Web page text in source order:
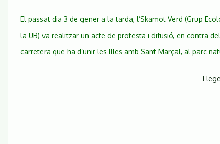
El passat dia 3 de gener a la tarda, l’Skamot Verd (Grup
la UB) va realitzar un acte de protesta i difusió, en contra
carretera que ha d’unir les Illes amb Sant Marçal, al parc